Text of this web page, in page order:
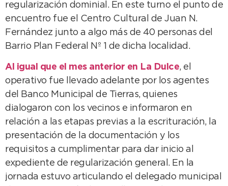
regularización dominial. En este turno el punto de
encuentro fue el Centro Cultural de Juan N.
Fernández junto a algo más de 40 personas del
Barrio Plan Federal Nº 1 de dicha localidad.
Al igual que el mes anterior en La Dulce, el
operativo fue llevado adelante por los agentes
del Banco Municipal de Tierras, quienes
dialogaron con los vecinos e informaron en
relación a las etapas previas a la escrituración, la
presentación de la documentación y los
requisitos a cumplimentar para dar inicio al
expediente de regularización general. En la
jornada estuvo articulando el delegado municipal